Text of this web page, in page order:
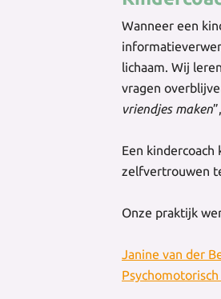
Wanneer een
lichaam. Wij
vragen
vriendjes maken
Een
zelfvertrouwen
Onze praktijk
Janine van der